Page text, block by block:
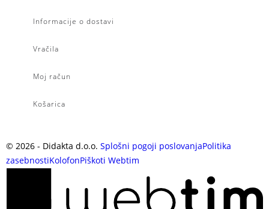
Informacije o dostavi
Vračila
Moj račun
Košarica
© 2026 - Didakta d.o.o. Splošni pogoji poslovanjaPolitika
zasebnostiKolofonPiškoti Webtim